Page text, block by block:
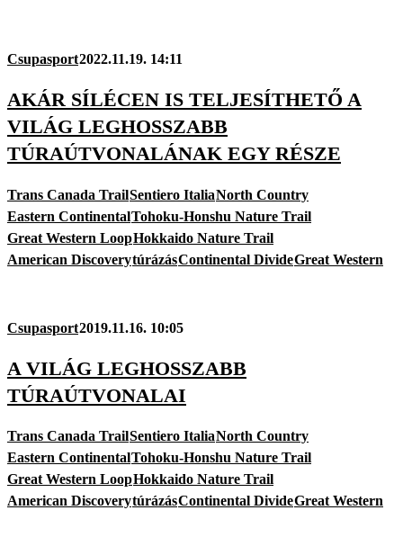
Csupasport2022.11.19. 14:11
AKÁR SÍLÉCEN IS TELJESÍTHETŐ A
VILÁG LEGHOSSZABB
TÚRAÚTVONALÁNAK EGY RÉSZE
Trans Canada TrailSentiero ItaliaNorth Country
Eastern ContinentalTohoku-Honshu Nature Trail
Great Western LoopHokkaido Nature Trail
American DiscoverytúrázásContinental DivideGreat Western
Csupasport2019.11.16. 10:05
A VILÁG LEGHOSSZABB
TÚRAÚTVONALAI
Trans Canada TrailSentiero ItaliaNorth Country
Eastern ContinentalTohoku-Honshu Nature Trail
Great Western LoopHokkaido Nature Trail
American DiscoverytúrázásContinental DivideGreat Western